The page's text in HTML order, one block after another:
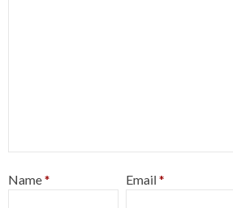
Name* Email*